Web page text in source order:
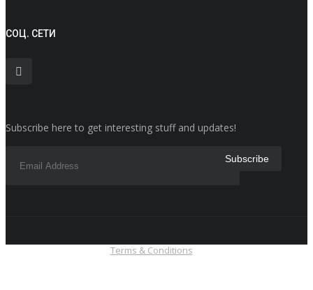
СОЦ. СЕТИ
Subscribe here to get interesting stuff and updates!
Terms & Conditions